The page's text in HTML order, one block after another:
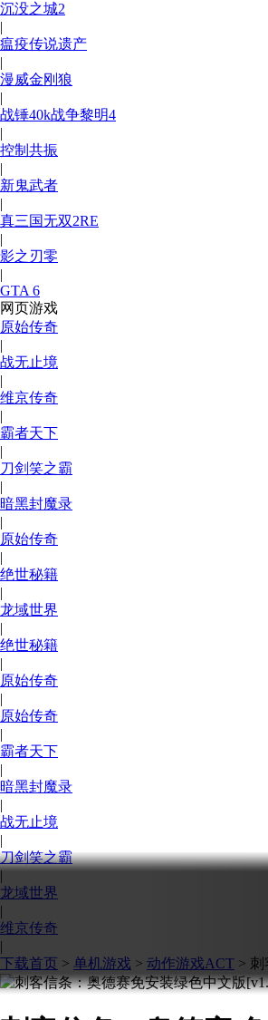
沉没之城2
|
瘟疫传说遗产
|
漫威金刚狼
|
战锤40k战争黎明4
|
控制共振
|
新鬼武者
|
真三国无双2RE
|
影之刃零
|
GTA 6
网页游戏
原始传奇
|
战无止境
|
维京传奇
|
霸者天下
|
刀剑笑之霸
|
暗黑封魔录
|
原始传奇
|
绝世秘籍
|
龙域世界
|
绝世秘籍
|
原始传奇
|
原始传奇
|
霸者天下
|
暗黑封魔录
|
战无止境
|
刀剑笑之霸
|
龙域世界
|
维京传奇
|
下载首页 > 单机游戏 > 动作游戏ACT > 刺